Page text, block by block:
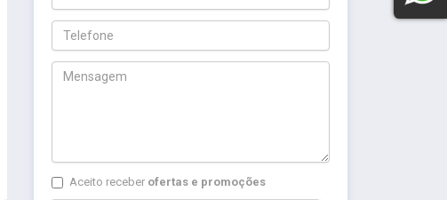
Aceito receber ofertas e promoções